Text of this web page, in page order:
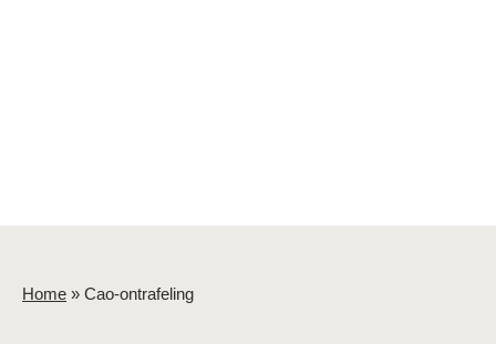
Home » Cao-ontrafeling